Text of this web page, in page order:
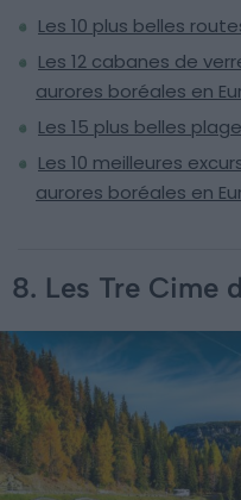
Les 10 plus belles
Les 12 cabanes de
aurores boréales en
Les 15 plus belles
Les 10 meilleures
aurores boréales en
8. Les Tre Cime